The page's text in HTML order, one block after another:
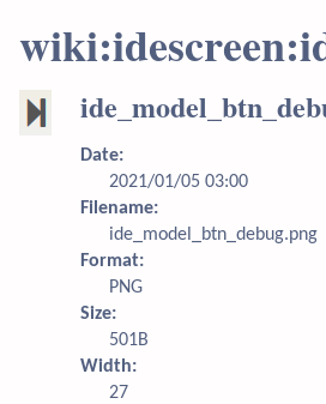
Date:
2021/01/05 03:00
Filename:
ide_model_btn_debug.png
Format:
PNG
Size:
501B
Width:
27